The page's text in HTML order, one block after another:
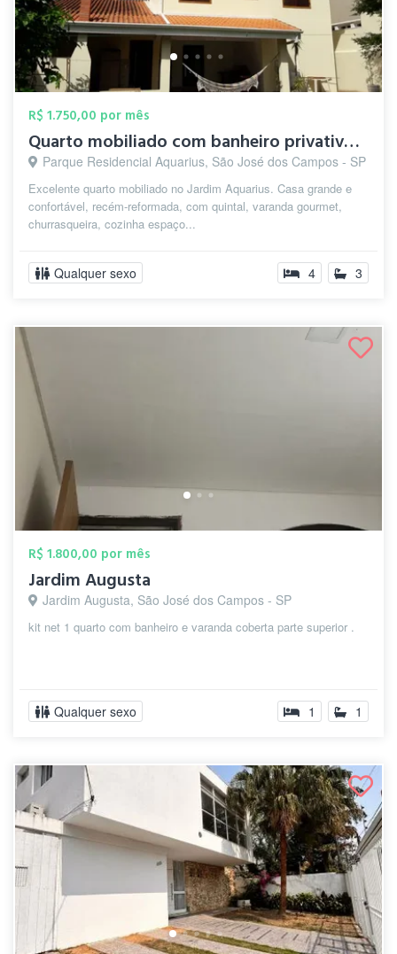
R$ 1.750,00 por mês
Quarto mobiliado com banheiro privativo ...
Parque Residencial Aquarius, São José dos Campos - SP
Excelente quarto mobiliado no Jardim Aquarius. Casa grande e
confortável, recém-reformada, com quintal, varanda gourmet,
churrasqueira, cozinha espaço...
Qualquer sexo 4 3
R$ 1.800,00 por mês
Jardim Augusta
Jardim Augusta, São José dos Campos - SP
kit net 1 quarto com banheiro e varanda coberta parte superior .
Qualquer sexo 1 1